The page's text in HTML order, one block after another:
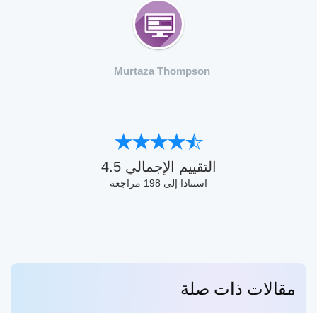
Murtaza Thompson
التقييم الإجمالي4.5
استنادا إلى 198 مراجعة
مقالات ذات صلة